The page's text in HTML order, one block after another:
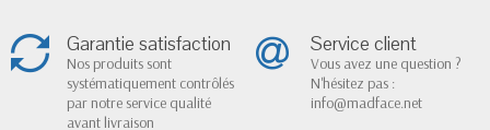
Garantie satisfaction
Nos produits sont
systématiquement contrôlés
par notre service qualité
avant livraison
Service client
Vous avez une question ?
N'hésitez pas :
info@madface.net